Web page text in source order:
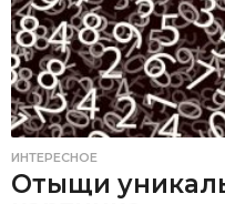
ИНТЕРЕСНОЕ
Отыщи